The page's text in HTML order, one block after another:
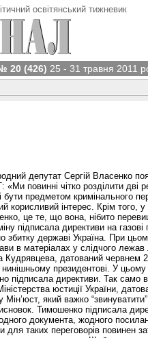
освітянський тижневик
20 (426) 25 - 31 травня 2011
депутат Сергій Власенко
повинні чітко розділити дві
бути предметом кримінального
корисливий інтерес. Крім того, у
це те, що вона, нібито
підписала директиви на газові
збитку державі Україна. При
в матеріалах у слідчого лежав
Кудрявцева, датований червнем
президентові. У
підписала директиви. Так само
юстиції України,
який важко
Тимошенко підписала
документа, жодного
таких переговорів повинен